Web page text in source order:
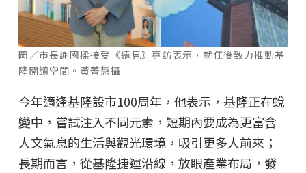
圖／市長謝國樑接受《遠見》專訪表示，就任後致力推動基
隆閱讀空間。黃菁慧攝
今年適逢基隆設市100周年，他表示，基隆正在蛻
變中，嘗試注入不同元素，短期內要成為更富含
人文氣息的生活與觀光環境，吸引更多人前來；
長期而言，從基隆捷運沿線，放眼產業布局，發